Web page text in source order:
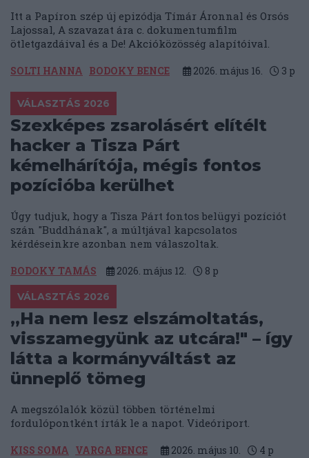
Itt a Papíron szép új epizódja Tímár Áronnal és Orsós
Lajossal, A szavazat ára c. dokumentumfilm
ötletgazdáival és a De! Akcióközösség alapítóival.
SOLTI HANNA BODOKY BENCE 2026. május 16. 3 p
VÁLASZTÁS 2026
Szexképes zsarolásért elítélt
hacker a Tisza Párt
kémelhárítója, mégis fontos
pozícióba kerülhet
Úgy tudjuk, hogy a Tisza Párt fontos belügyi pozíciót
szán "Buddhának", a múltjával kapcsolatos
kérdéseinkre azonban nem válaszoltak.
BODOKY TAMÁS 2026. május 12. 8 p
VÁLASZTÁS 2026
„Ha nem lesz elszámoltatás,
visszamegyünk az utcára!" – így
látta a kormányváltást az
ünneplő tömeg
A megszólalók közül többen történelmi
fordulópontként írták le a napot. Videóriport.
KISS SOMA VARGA BENCE 2026. május 10. 4 p